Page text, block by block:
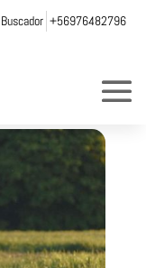
Buscador +56976482796